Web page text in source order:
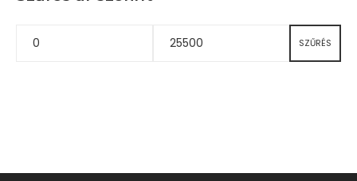
SZŰRÉS